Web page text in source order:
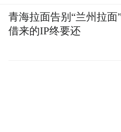
青海拉面告别“兰州拉面”
借来的IP终要还